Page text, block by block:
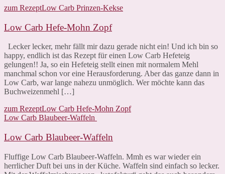
zum RezeptLow Carb Prinzen-Kekse
Low Carb Hefe-Mohn Zopf
Lecker lecker, mehr fällt mir dazu gerade nicht ein! Und ich bin so
happy, endlich ist das Rezept für einen Low Carb Hefeteig
gelungen!! Ja, so ein Hefeteig stellt einen mit normalem Mehl
manchmal schon vor eine Herausforderung. Aber das ganze dann in
Low Carb, war lange nahezu unmöglich. Wer möchte kann das
Buchweizenmehl […]
zum RezeptLow Carb Hefe-Mohn Zopf
Low Carb Blaubeer-Waffeln
Low Carb Blaubeer-Waffeln
Fluffige Low Carb Blaubeer-Waffeln. Mmh es war wieder ein
herrlicher Duft bei uns in der Küche. Waffeln sind einfach so lecker.